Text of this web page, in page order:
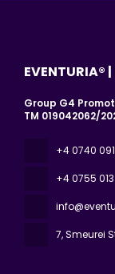
Group G4
TM 019042062/
+4 0740
+4 0755
7, Smeurei